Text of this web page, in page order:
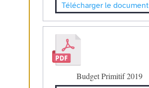
Télécharger le document
Budget Primitif 2019